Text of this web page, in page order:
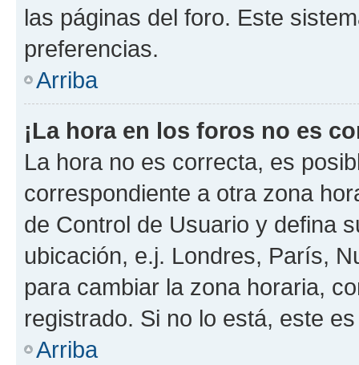
las páginas del foro. Este
preferencias.
Arriba
¡La hora en los foros no es
La hora no es correcta, es
correspondiente a otra zona
de Control de Usuario y defina
ubicación, e.j. Londres, París,
para cambiar la zona horaria,
registrado. Si no lo está, este
Arriba